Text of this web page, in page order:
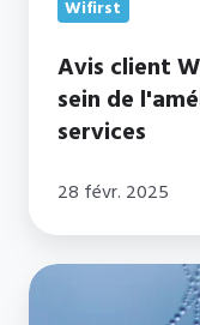
nos
services
Wifirst
Avis client
sein de
services
28 févr. 2025
J'aimerais